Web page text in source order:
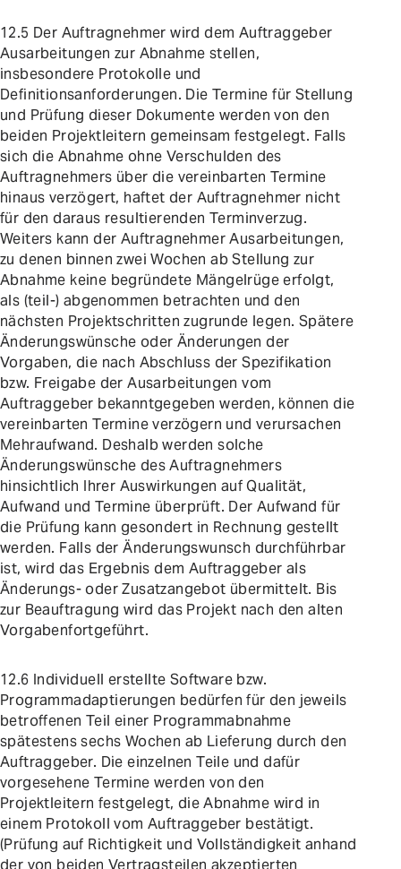
12.5 Der Auftragnehmer wird dem Auftraggeber
Ausarbeitungen zur Abnahme stellen,
insbesondere Protokolle und
Definitionsanforderungen. Die Termine für Stellung
und Prüfung dieser Dokumente werden von den
beiden Projektleitern gemeinsam festgelegt. Falls
sich die Abnahme ohne Verschulden des
Auftragnehmers über die vereinbarten Termine
hinaus verzögert, haftet der Auftragnehmer nicht
für den daraus resultierenden Terminverzug.
Weiters kann der Auftragnehmer Ausarbeitungen,
zu denen binnen zwei Wochen ab Stellung zur
Abnahme keine begründete Mängelrüge erfolgt,
als (teil-) abgenommen betrachten und den
nächsten Projektschritten zugrunde legen. Spätere
Änderungswünsche oder Änderungen der
Vorgaben, die nach Abschluss der Spezifikation
bzw. Freigabe der Ausarbeitungen vom
Auftraggeber bekanntgegeben werden, können die
vereinbarten Termine verzögern und verursachen
Mehraufwand. Deshalb werden solche
Änderungswünsche des Auftragnehmers
hinsichtlich Ihrer Auswirkungen auf Qualität,
Aufwand und Termine überprüft. Der Aufwand für
die Prüfung kann gesondert in Rechnung gestellt
werden. Falls der Änderungswunsch durchführbar
ist, wird das Ergebnis dem Auftraggeber als
Änderungs- oder Zusatzangebot übermittelt. Bis
zur Beauftragung wird das Projekt nach den alten
Vorgabenfortgeführt.
12.6 Individuell erstellte Software bzw.
Programmadaptierungen bedürfen für den jeweils
betroffenen Teil einer Programmabnahme
spätestens sechs Wochen ab Lieferung durch den
Auftraggeber. Die einzelnen Teile und dafür
vorgesehene Termine werden von den
Projektleitern festgelegt, die Abnahme wird in
einem Protokoll vom Auftraggeber bestätigt.
(Prüfung auf Richtigkeit und Vollständigkeit anhand
der von beiden Vertragsteilen akzeptierten